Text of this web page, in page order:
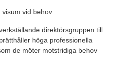
vid behov
direktörsgruppen till
höga professionella
de möter motstridiga behov